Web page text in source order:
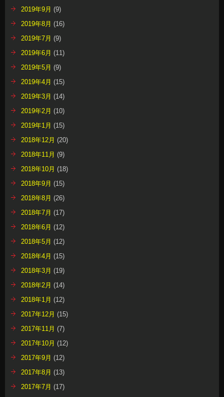
2019年9月 (9)
2019年8月 (16)
2019年7月 (9)
2019年6月 (11)
2019年5月 (9)
2019年4月 (15)
2019年3月 (14)
2019年2月 (10)
2019年1月 (15)
2018年12月 (20)
2018年11月 (9)
2018年10月 (18)
2018年9月 (15)
2018年8月 (26)
2018年7月 (17)
2018年6月 (12)
2018年5月 (12)
2018年4月 (15)
2018年3月 (19)
2018年2月 (14)
2018年1月 (12)
2017年12月 (15)
2017年11月 (7)
2017年10月 (12)
2017年9月 (12)
2017年8月 (13)
2017年7月 (17)